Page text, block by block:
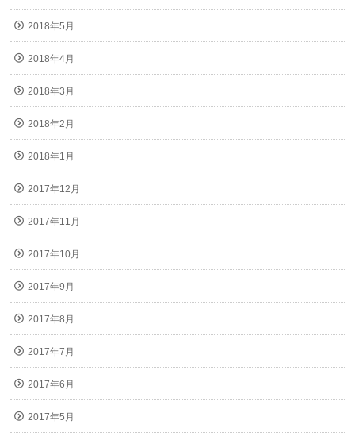
2018年5月
2018年4月
2018年3月
2018年2月
2018年1月
2017年12月
2017年11月
2017年10月
2017年9月
2017年8月
2017年7月
2017年6月
2017年5月